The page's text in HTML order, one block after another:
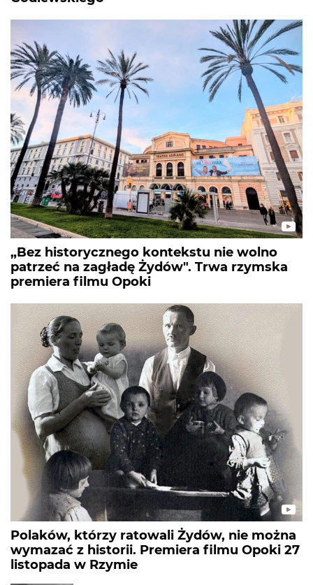
„Bez historycznego kontekstu nie wolno
patrzeć na zagładę Żydów". Trwa rzymska
premiera filmu Opoki
Polaków, którzy ratowali Żydów, nie można
wymazać z historii. Premiera filmu Opoki 27
listopada w Rzymie